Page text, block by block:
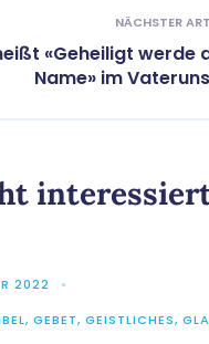
NÄCHSTER
«Geheiligt werde
Name» im
2022
•
, GEBET, GEISTLICHES,